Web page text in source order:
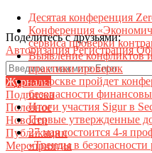
Поделитесь с друзьями:
АвторизацияРегистрация
Журналы
Подписка
Полезное
Новости
Публикации
Мероприятия
Десятая конференция
Конференция
сервиса проверки
Выявление конфликтов
практики проверок
В Москве пройдет
безопасности
Итоги участия Sigur в
Первые утвержденные
27 мая состоится 4-я
«Тренды в безопасности